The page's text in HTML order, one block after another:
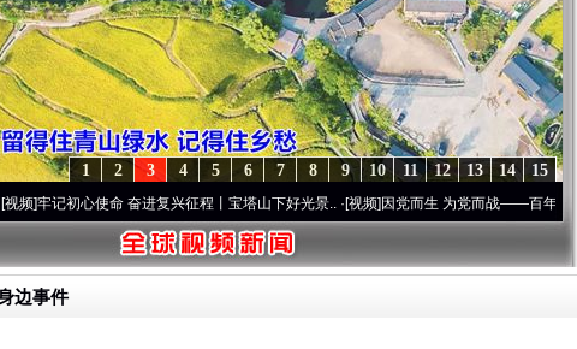
15
14
13
12
11
10
9
8
7
6
5
4
3
2
1
命 奋进复兴征程丨宝塔山下好光景..·[视频]因党而生 为党而战——百年“纪”事⑧加强纪律..
边事件